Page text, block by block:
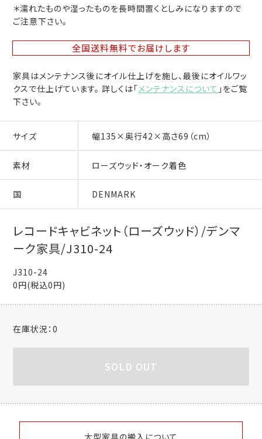
＊濡れたものや湿ったものを長時間置くとしみになりますので
ご注意下さい。
全国送料無料でお届けします
家具はメンテナンス後にオイル仕上げを施し、最後にオイルワッ
クスで仕上げています。 詳しくは「メンテナンスについて 」をご覧
下さい。
サイズ 幅135×奥行42×高さ69（cm）
素材 ローズウッド・オーク着色
国 DENMARK
レコードキャビネット（ローズウッド）/デンマ
ーク家具/J310-24
J310-24
0円(税込0円)
在庫状況：0
SOLD OUT
大型家具の搬入について